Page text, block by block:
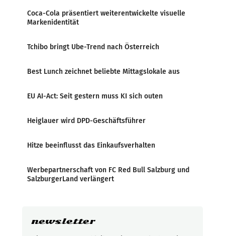
Coca-Cola präsentiert weiterentwickelte visuelle
Markenidentität
Tchibo bringt Ube-Trend nach Österreich
Best Lunch zeichnet beliebte Mittagslokale aus
EU AI-Act: Seit gestern muss KI sich outen
Heiglauer wird DPD-Geschäftsführer
Hitze beeinflusst das Einkaufsverhalten
Werbepartnerschaft von FC Red Bull Salzburg und
SalzburgerLand verlängert
newsletter